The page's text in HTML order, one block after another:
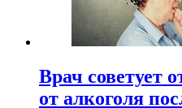
Врач советует
от алкоголя